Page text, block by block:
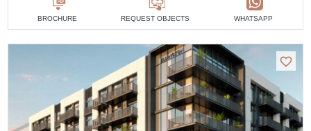
BROCHURE REQUEST OBJECTS WHATSAPP